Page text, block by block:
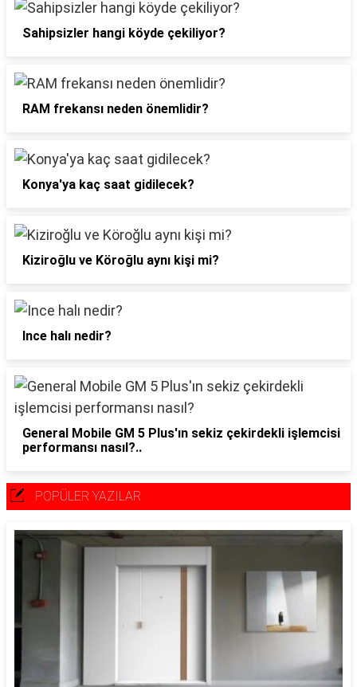
Sahipsizler hangi köyde çekiliyor?
RAM frekansı neden önemlidir?
Konya'ya kaç saat gidilecek?
Kiziroğlu ve Köroğlu aynı kişi mi?
Ince halı nedir?
General Mobile GM 5 Plus'ın sekiz çekirdekli işlemcisi
performansı nasıl?..
POPÜLER YAZILAR